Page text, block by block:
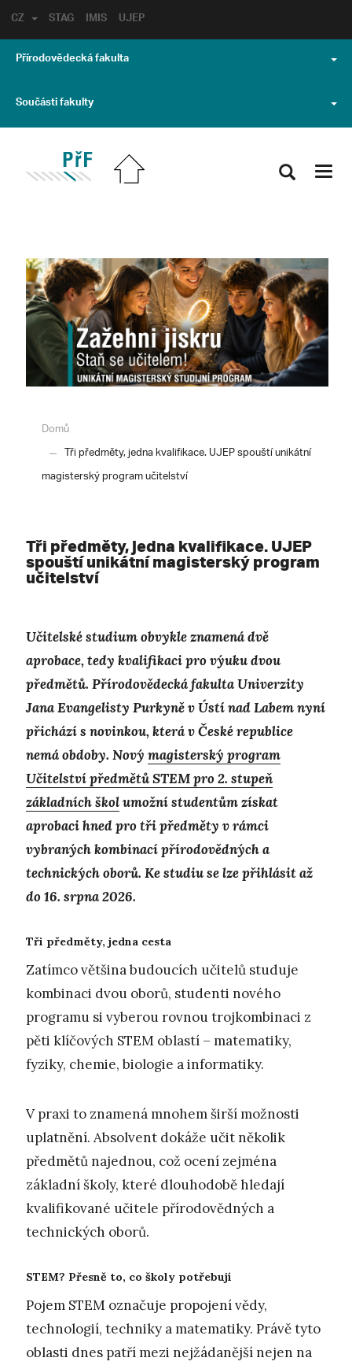
STAG IMIS UJEP
CZ
Přírodovědecká fakulta
Součásti fakulty
Domů
Tři předměty, jedna kvalifikace. UJEP spouští unikátní
magisterský program učitelství
Tři předměty, jedna kvalifikace. UJEP
spouští unikátní magisterský program
učitelství
Učitelské studium obvykle znamená dvě
aprobace, tedy kvalifikaci pro výuku dvou
předmětů. Přírodovědecká fakulta Univerzity
Jana Evangelisty Purkyně v Ústí nad Labem nyní
přichází s novinkou, která v České republice
nemá obdoby. Nový magisterský program
Učitelství předmětů STEM pro 2. stupeň
základních školumožní studentům získat
aprobaci hned pro tři předměty v rámci
vybraných kombinací přírodovědných a
technických oborů. Ke studiu se lze přihlásit až
do 16. srpna 2026.
Tři předměty, jedna cesta
Zatímco většina budoucích učitelů studuje
kombinaci dvou oborů, studenti nového
programu si vyberou rovnou trojkombinaci z
pěti klíčových STEM oblastí – matematiky,
fyziky, chemie, biologie a informatiky.
V praxi to znamená mnohem širší možnosti
uplatnění. Absolvent dokáže učit několik
předmětů najednou, což ocení zejména
základní školy, které dlouhodobě hledají
kvalifikované učitele přírodovědných a
technických oborů.
STEM? Přesně to, co školy potřebují
Pojem STEM označuje propojení vědy,
technologií, techniky a matematiky. Právě tyto
oblasti dnes patří mezi nejžádanější nejen na